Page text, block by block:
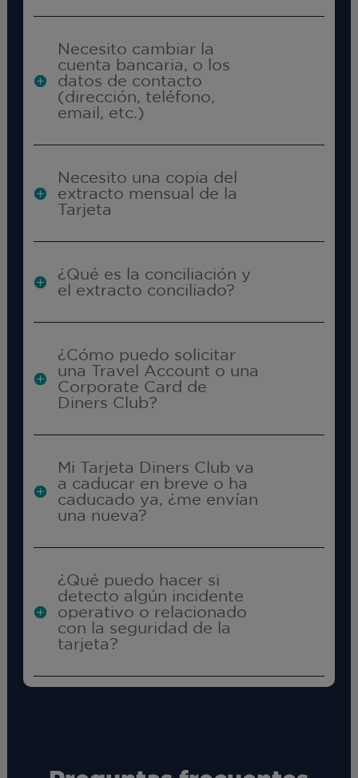
Necesito cambiar la
cuenta bancaria, o los
datos de contacto
(dirección, teléfono,
email, etc.)
Necesito una copia del
extracto mensual de la
Tarjeta
¿Qué es la conciliación y
el extracto conciliado?
¿Cómo puedo solicitar
una Travel Account o una
Corporate Card de
Diners Club?
Mi Tarjeta Diners Club va
a caducar en breve o ha
caducado ya, ¿me envían
una nueva?
¿Qué puedo hacer si
detecto algún incidente
operativo o relacionado
con la seguridad de la
tarjeta?